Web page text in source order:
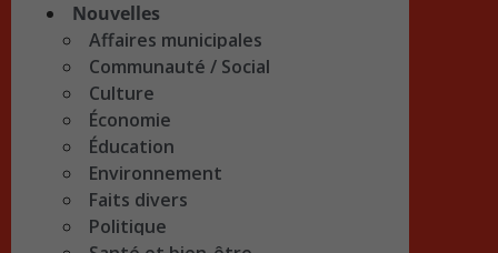
Nouvelles
Affaires municipales
Communauté / Social
Culture
Économie
Éducation
Environnement
Faits divers
Politique